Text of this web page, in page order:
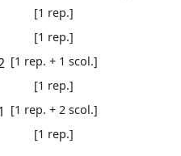
[1 rep.]
[1 rep.]
[1 rep. + 1 scol.]
[1 rep.]
[1 rep. + 2 scol.]
[1 rep.]